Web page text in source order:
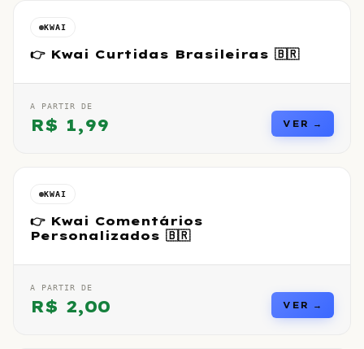
KWAI
👉 Kwai Curtidas Brasileiras 🇧🇷
A PARTIR DE
R$ 1,99 VER →
KWAI
👉 Kwai Comentários
Personalizados 🇧🇷
A PARTIR DE
R$ 2,00 VER →